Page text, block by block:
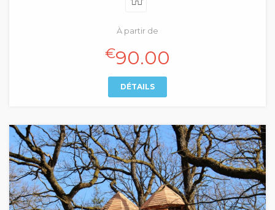
À partir de
€90.00
DÉTAILS